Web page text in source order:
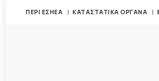
ΠΕΡΙ ΕΣΗΕΑ ΚΑΤΑΣΤΑΤΙΚΑ ΟΡΓΑΝΑ